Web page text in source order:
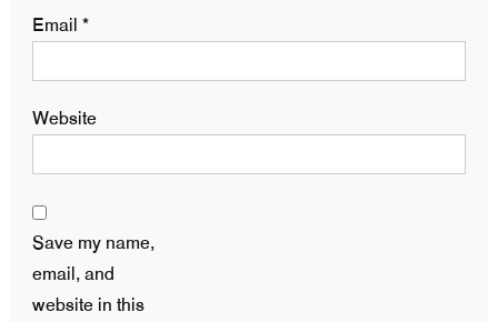
Email *
Website
Save my name,
email, and
website in this